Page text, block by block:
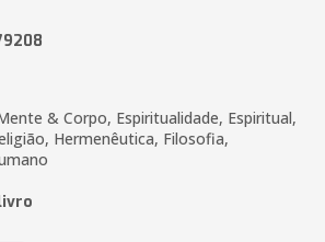
& Corpo, Espiritualidade, Espiritual,
Hermenêutica, Filosofia,